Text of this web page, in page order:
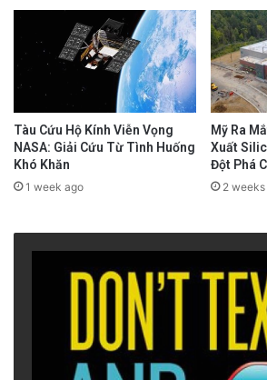
Tàu Cứu Hộ Kính Viễn Vọng
NASA: Giải Cứu Từ Tình Huống
Khó Khăn
1 week ago
Mỹ Ra
Xuất
Đột Phá
2